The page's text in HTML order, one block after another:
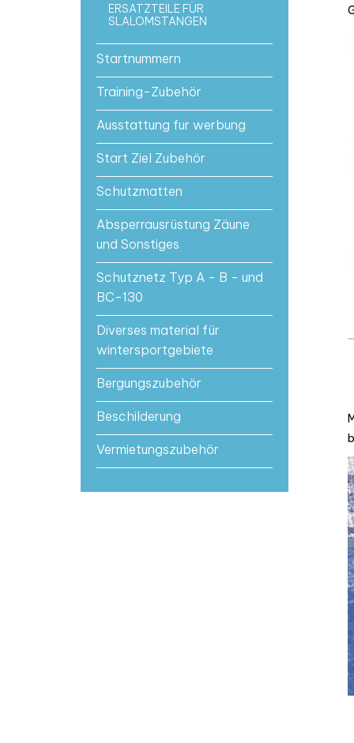
ERSATZTEILE FÜR
SLALOMSTANGEN
Startnummern
Training-Zubehör
Ausstattung fur werbung
Start Ziel Zubehör
Schutzmatten
Absperrausrüstung Zäune
und Sonstiges
Schutznetz Typ A - B - und
BC-130
Diverses material für
wintersportgebiete
Bergungszubehör
Beschilderung
Vermietungszubehör